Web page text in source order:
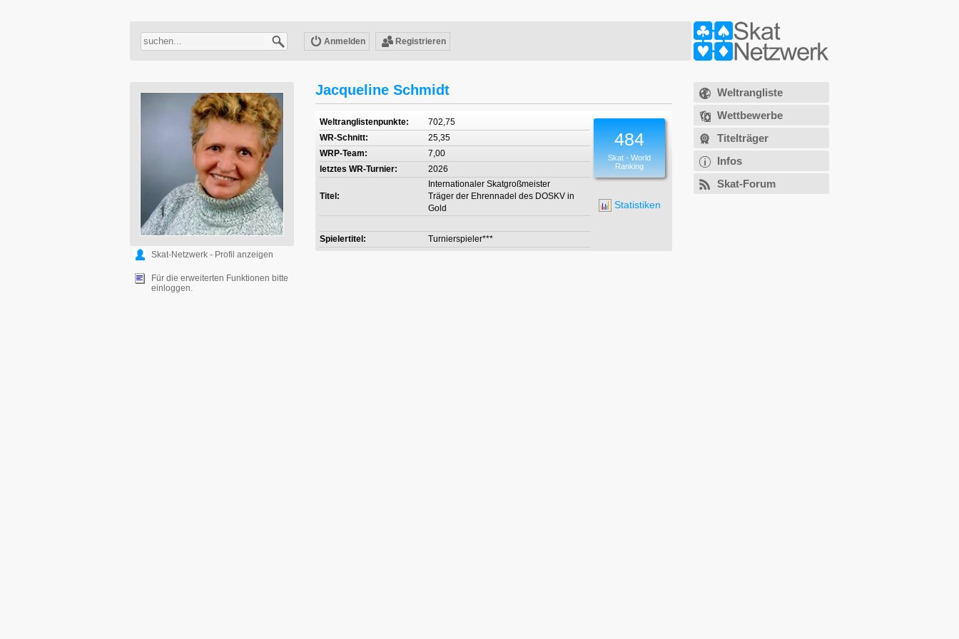
Anmelden Registrieren
Skat-Netzwerk - Profil anzeigen
Für die erweiterten Funktionen bitte
einloggen.
Jacqueline Schmidt
Weltranglistenpunkte:
702,75
WR-Schnitt:
25,35
WRP-Team:
7,00
letztes WR-Turnier:
2026
Titel:
Internationaler Skatgroßmeister
Träger der Ehrennadel des DOSKV in
Gold
Spielertitel: Turnierspieler***
484
Skat - World
Ranking
Statistiken
Weltrangliste
Wettbewerbe
Titelträger
Infos
Skat-Forum